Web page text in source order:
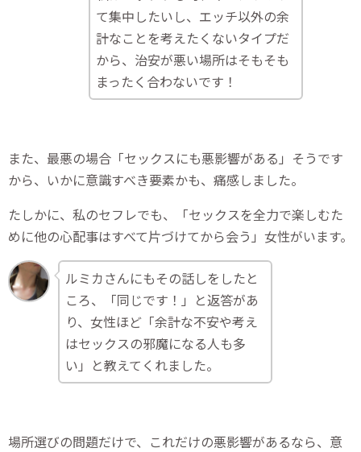
て集中したいし、エッチ以外の余
計なことを考えたくないタイプだ
から、治安が悪い場所はそもそも
まったく合わないです！
また、最悪の場合「セックスにも悪影響がある」そうです
から、いかに意識すべき要素かも、痛感しました。
たしかに、私のセフレでも、「セックスを全力で楽しむた
めに他の心配事はすべて片づけてから会う」女性がいます。
ルミカさんにもその話しをしたと
ころ、「同じです！」と返答があ
り、女性ほど「余計な不安や考え
はセックスの邪魔になる人も多
い」と教えてくれました。
場所選びの問題だけで、これだけの悪影響があるなら、意